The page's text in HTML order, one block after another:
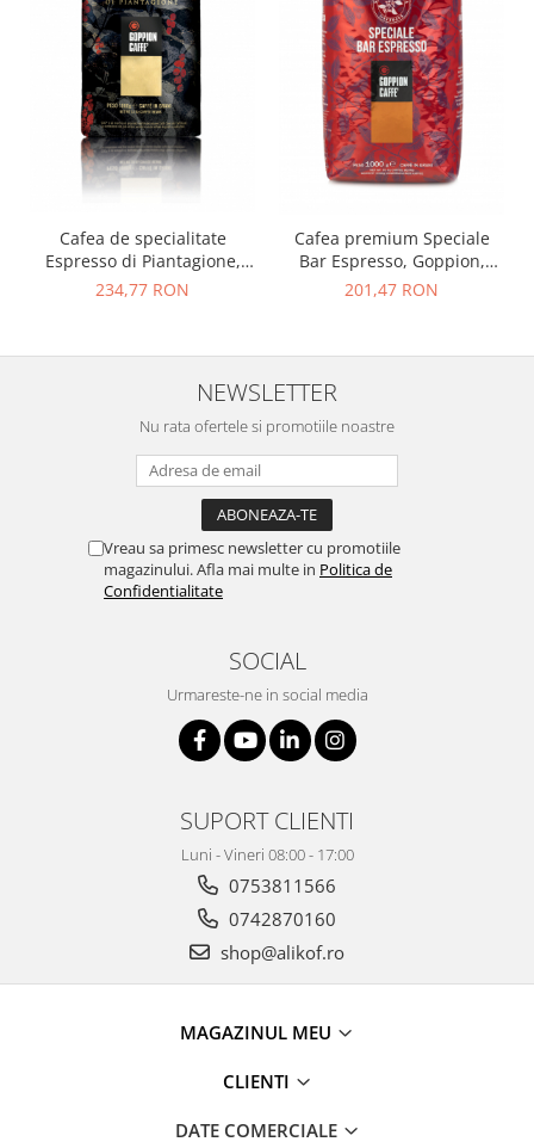
Cafea de specialitate
Espresso di Piantagione,
Goppion, boabe, 1000 gr
234,77 RON
Cafea premium Speciale
Bar Espresso, Goppion,
boabe, 1000 gr
201,47 RON
NEWSLETTER
Nu rata ofertele si promotiile noastre
Vreau sa primesc newsletter cu promotiile
magazinului. Afla mai multe in Politica de
Confidentialitate
SOCIAL
Urmareste-ne in social media
SUPORT CLIENTI
Luni - Vineri 08:00 - 17:00
0753811566
0742870160
shop@alikof.ro
MAGAZINUL MEU
CLIENTI
DATE COMERCIALE